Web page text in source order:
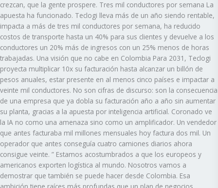
crezcan, que la gente prospere. Tres mil conductores por semana La
apuesta ha funcionado. Teclogi lleva más de un año siendo rentable,
impacta a más de tres mil conductores por semana, ha reducido
costos de transporte hasta un 40% para sus clientes y devuelve a los
conductores un 20% más de ingresos con un 25% menos de horas
trabajadas. Una visión que no cabe en Colombia Para 2031, Teclogi
proyecta multiplicar 10x su facturación hasta alcanzar un billón de
pesos anuales, estar presente en al menos cinco países e impactar a
veinte mil conductores. No son cifras de discurso: son la consecuencia
de una empresa que ya dobla su facturación año a año sin aumentar
su planta, gracias a la apuesta por inteligencia artificial. Coronado ve
la IA no como una amenaza sino como un amplificador. Un vendedor
que antes facturaba mil millones mensuales hoy factura dos mil. Un
operador que antes conseguía cuatro camiones diarios ahora
consigue veinte. ” Estamos acostumbrados a que los europeos y
americanos exporten logística al mundo. Nosotros vamos a
demostrar que también se puede hacer desde Colombia. Esa